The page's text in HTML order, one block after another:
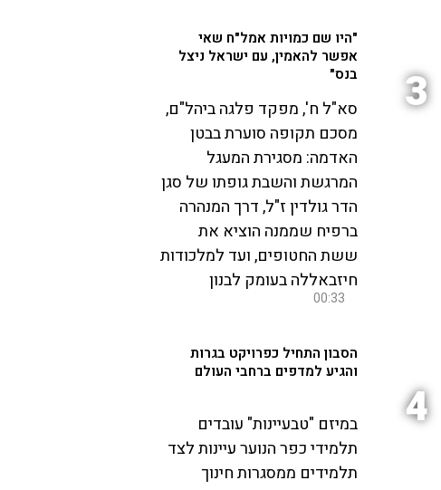
3
"היו שם כמויות אמל"ח שאי
אפשר להאמין, עם ישראל ניצל
בנס"
סא"ל ח', מפקד פלגה ביהל"ם,
מסכם תקופה סוערת בבטן
האדמה: מסגירת המעגל
המרגשת והשבת גופתו של סגן
הדר גולדין ז"ל, דרך המנהרה
ברפיח שממנה הוציא את
ששת החטופים, ועד למלכודות
חיזבאללה בעומק לבנון
00:33
4
הסבון התחיל כפרויקט בגרות
והגיע למדפים ברחבי העולם
במיזם "טבעיינות" עובדים
תלמידי כפר הנוער עיינות לצד
תלמידים ממסגרות חינוך